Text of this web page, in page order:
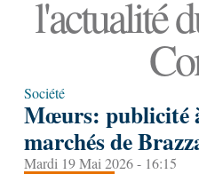
l'actualité
Société
Mœurs: publicité
marchés de
Mardi 19 Mai 2026 - 16:15